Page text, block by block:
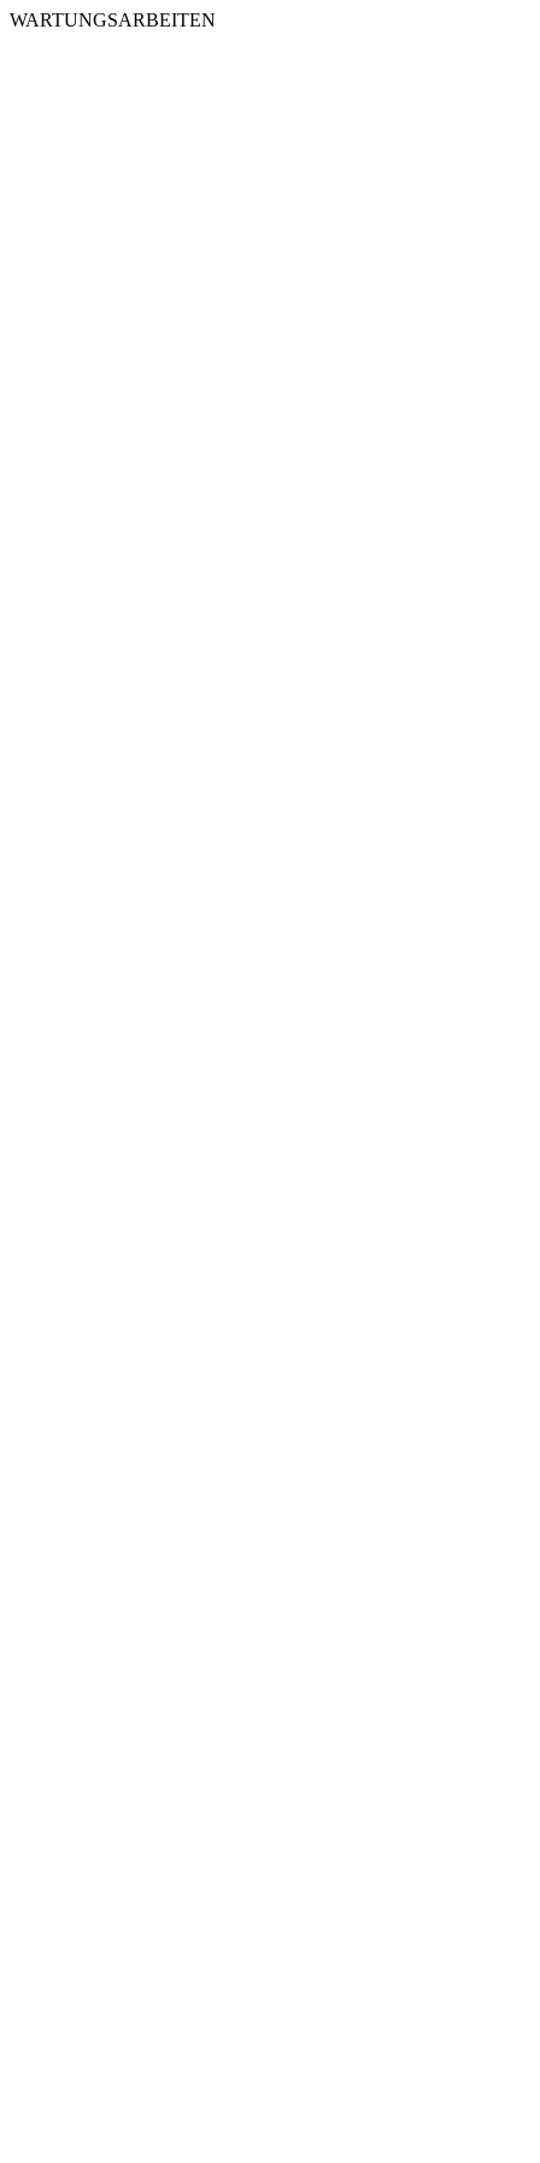
WARTUNGSARBEITEN